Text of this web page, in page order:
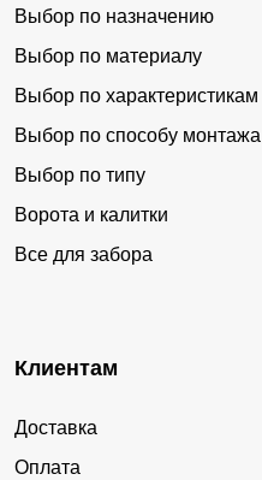
Выбор по назначению
Выбор по материалу
Выбор по характеристикам
Выбор по способу монтажа
Выбор по типу
Ворота и калитки
Все для забора
Клиентам
Доставка
Оплата